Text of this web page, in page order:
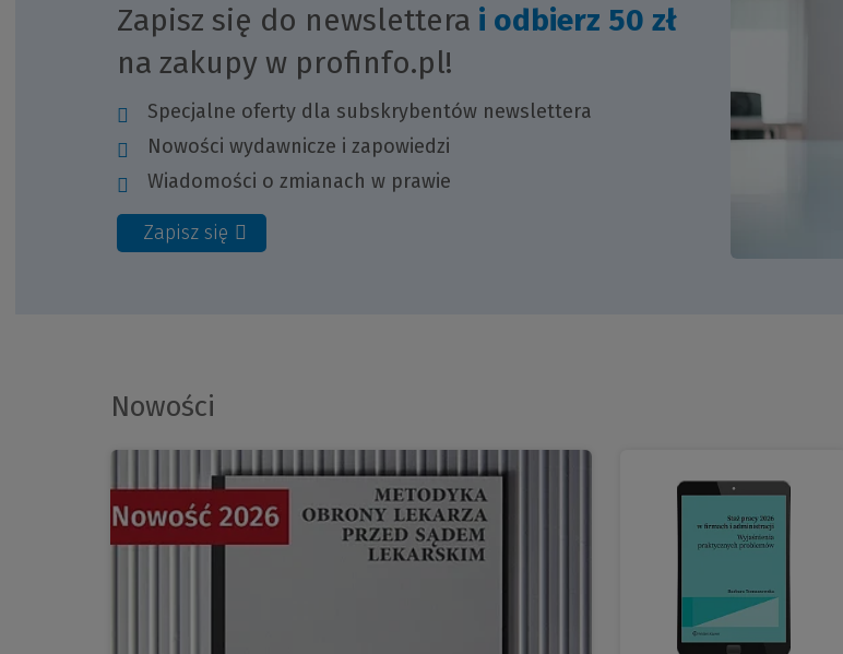
Zapisz się do newslettera i odbierz 50 zł
na zakupy w profinfo.pl!
Specjalne oferty dla subskrybentów newslettera
Nowości wydawnicze i zapowiedzi
Wiadomości o zmianach w prawie
Zapisz się
Nowości